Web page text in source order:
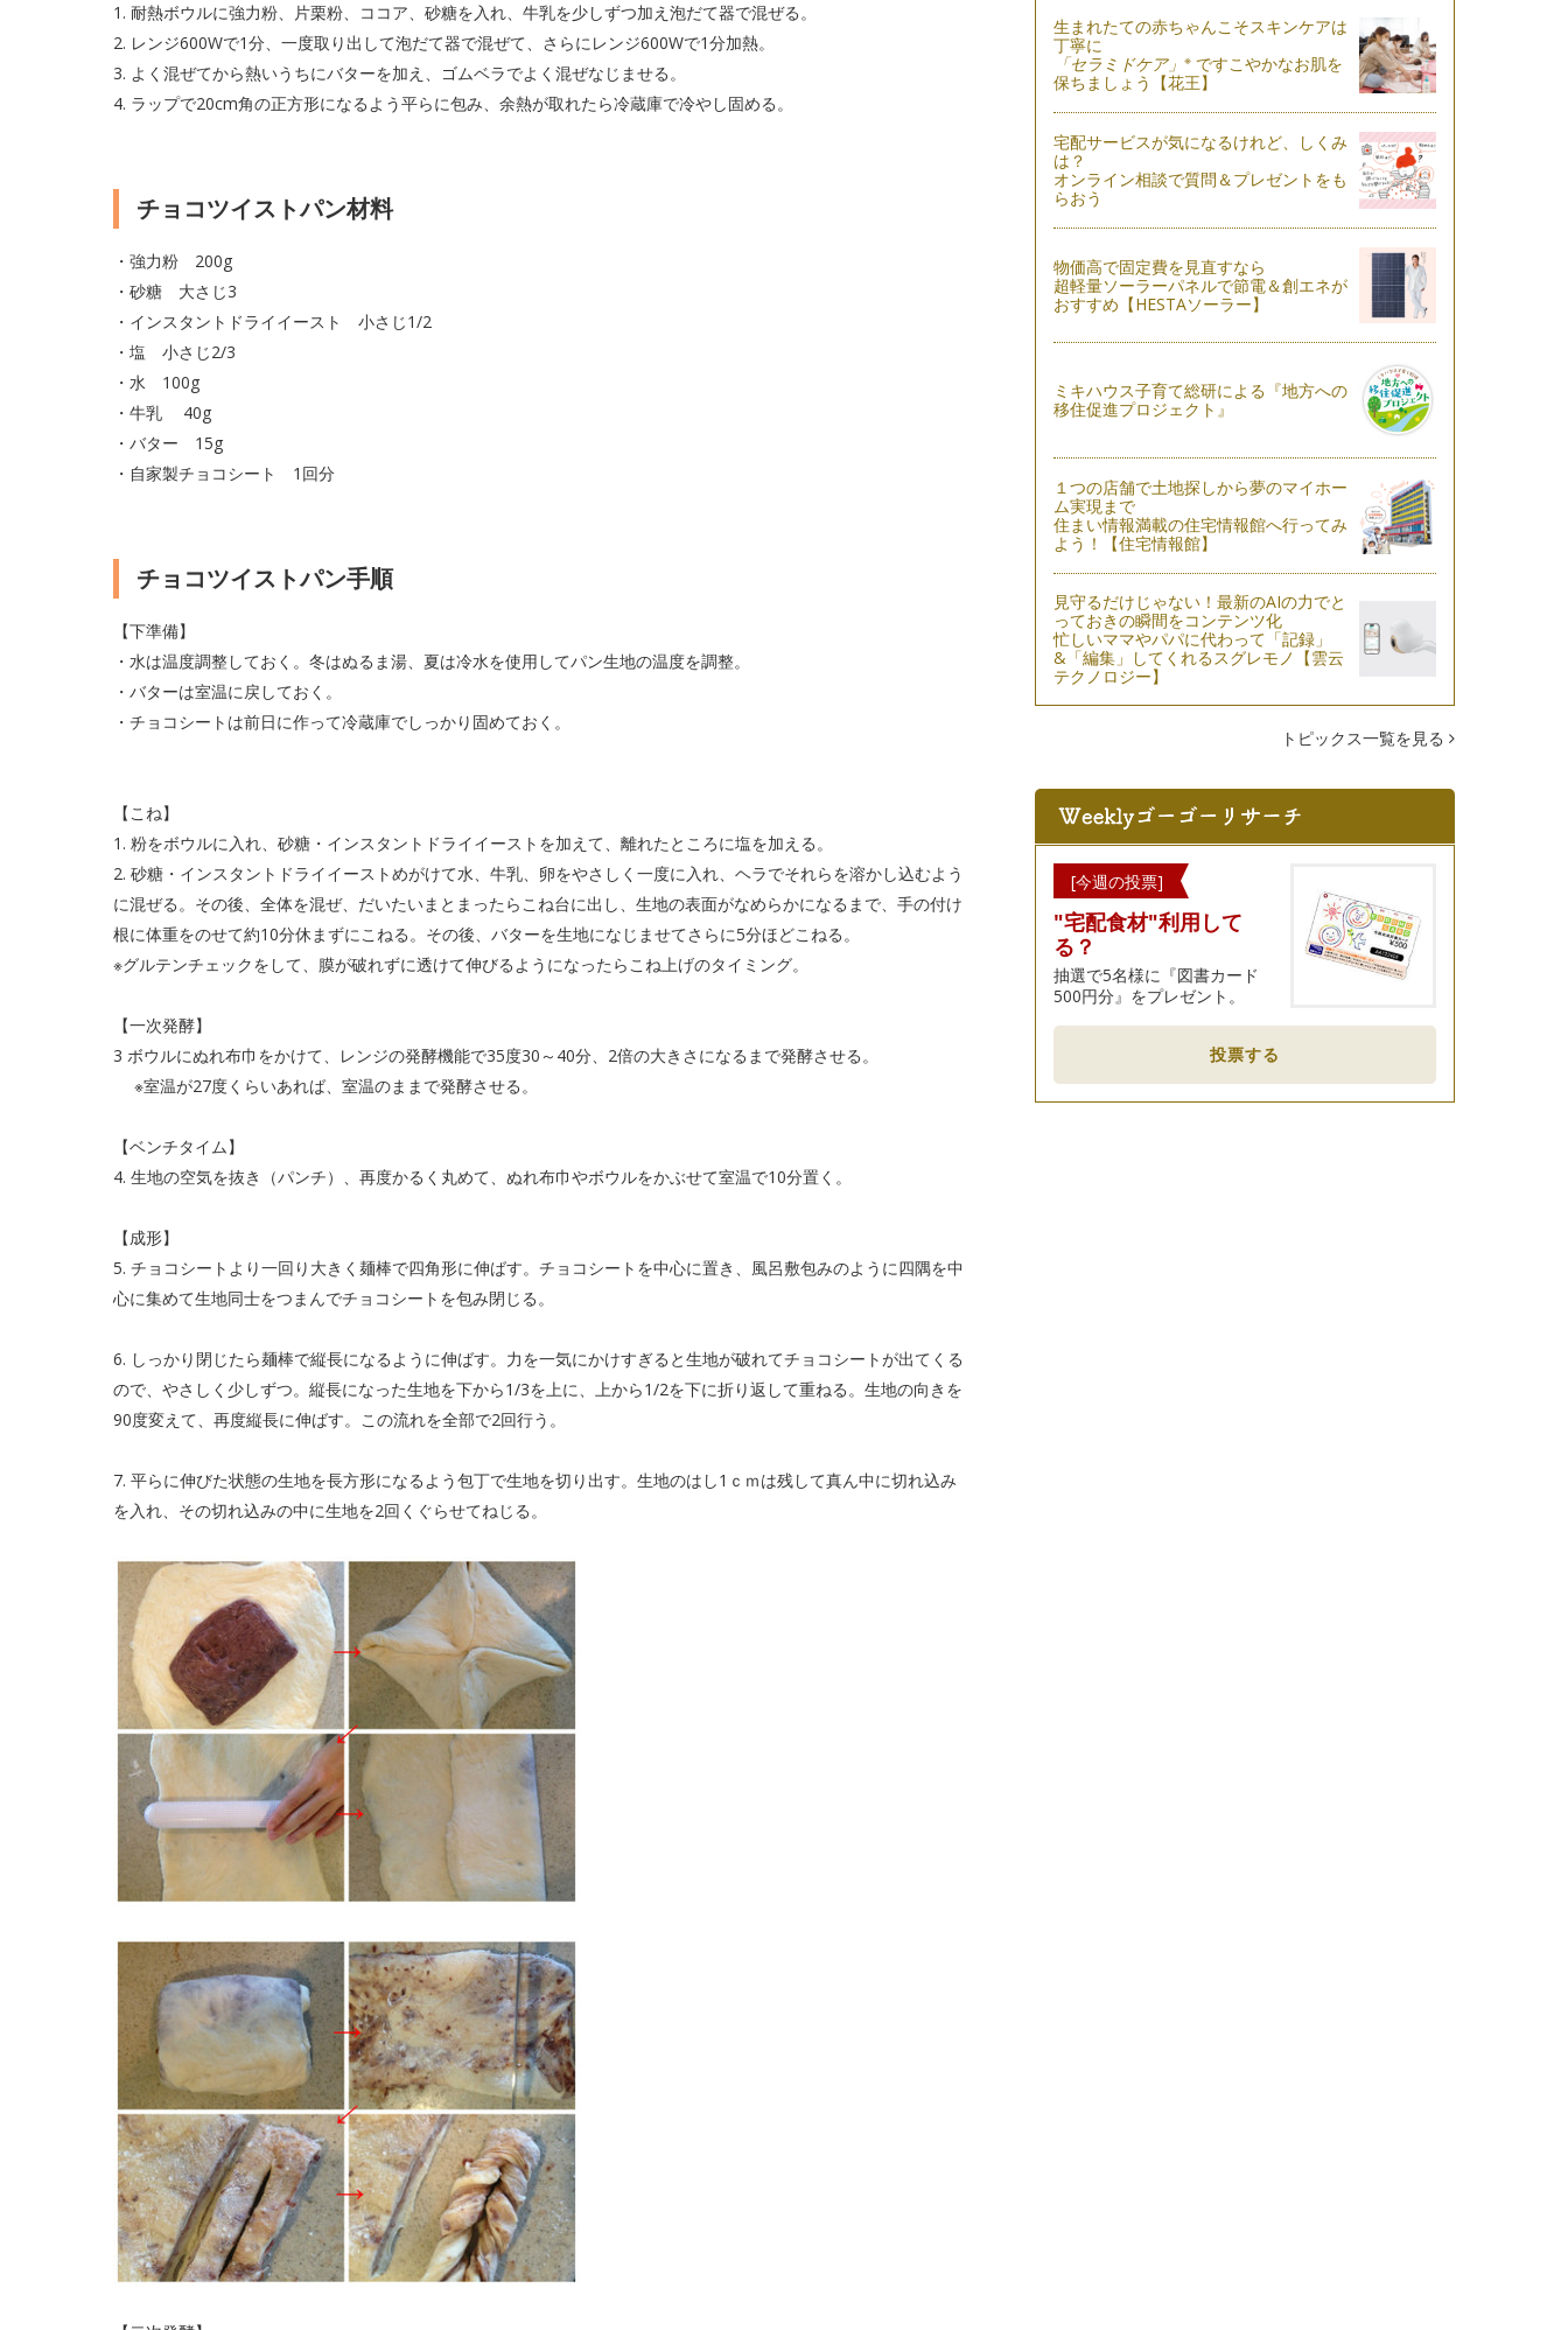
1. 耐熱ボウルに強力粉、片栗粉、ココア、砂糖を入れ、牛乳を少しずつ加え泡だて器で混ぜる。
2. レンジ600Wで1分、一度取り出して泡だて器で混ぜて、さらにレンジ600Wで1分加熱。
3. よく混ぜてから熱いうちにバターを加え、ゴムベラでよく混ぜなじませる。
4. ラップで20cm角の正方形になるよう平らに包み、余熱が取れたら冷蔵庫で冷やし固める。
チョコツイストパン材料
・強力粉 200g
・砂糖 大さじ3
・インスタントドライイースト 小さじ1/2
・塩 小さじ2/3
・水 100g
・牛乳
40g
・バター 15g
・自家製チョコシート 1回分
チョコツイストパン手順
【下準備】
・水は温度調整しておく。冬はぬるま湯、夏は冷水を使用してパン生地の温度を調整。
・バターは室温に戻しておく。
・チョコシートは前日に作って冷蔵庫でしっかり固めておく。
【こね】
1. 粉をボウルに入れ、砂糖・インスタントドライイーストを加えて、離れたところに塩を加える。
2. 砂糖・インスタントドライイーストめがけて水、牛乳、卵をやさしく一度に入れ、ヘラでそれらを溶かし込むよう
に混ぜる。その後、全体を混ぜ、だいたいまとまったらこね台に出し、生地の表面がなめらかになるまで、手の付け
根に体重をのせて約10分休まずにこねる。その後、バターを生地になじませてさらに5分ほどこねる。
※グルテンチェックをして、膜が破れずに透けて伸びるようになったらこね上げのタイミング。
【一次発酵】
3 ボウルにぬれ布巾をかけて、レンジの発酵機能で35度30～40分、2倍の大きさになるまで発酵させる。
※室温が27度くらいあれば、室温のままで発酵させる。
【ベンチタイム】
4. 生地の空気を抜き（パンチ）、再度かるく丸めて、ぬれ布巾やボウルをかぶせて室温で10分置く。
【成形】
5. チョコシートより一回り大きく麺棒で四角形に伸ばす。チョコシートを中心に置き、風呂敷包みのように四隅を中
心に集めて生地同士をつまんでチョコシートを包み閉じる。
6. しっかり閉じたら麺棒で縦長になるように伸ばす。力を一気にかけすぎると生地が破れてチョコシートが出てくる
ので、やさしく少しずつ。縦長になった生地を下から1/3を上に、上から1/2を下に折り返して重ねる。生地の向きを
90度変えて、再度縦長に伸ばす。この流れを全部で2回行う。
7. 平らに伸びた状態の生地を長方形になるよう包丁で生地を切り出す。生地のはし1ｃｍは残して真ん中に切れ込み
を入れ、その切れ込みの中に生地を2回くぐらせてねじる。
生まれたての赤ちゃんこそスキンケアは
丁寧に
「セラミドケア」 ※ですこやかなお肌を
保ちましょう【花王】
宅配サービスが気になるけれど、しくみ
は？
オンライン相談で質問＆プレゼントをも
らおう
物価高で固定費を見直すなら
超軽量ソーラーパネルで節電＆創エネが
おすすめ【HESTAソーラー】
ミキハウス子育て総研による『地方への
移住促進プロジェクト』
１つの店舗で土地探しから夢のマイホー
ム実現まで
住まい情報満載の住宅情報館へ行ってみ
よう！【住宅情報館】
見守るだけじゃない！最新のAIの力でと
っておきの瞬間をコンテンツ化
忙しいママやパパに代わって「記録」
&「編集」してくれるスグレモノ【雲云
テクノロジー】
トピックス一覧を見る
[今週の投票]
"宅配食材"利用して
る？
抽選で5名様に『図書カード
500円分』をプレゼント。
投票する